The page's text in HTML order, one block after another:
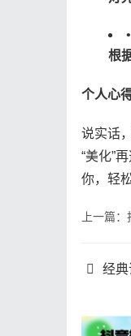
•
根
个人心
说实话
“美化”
你，轻
上一篇
经典